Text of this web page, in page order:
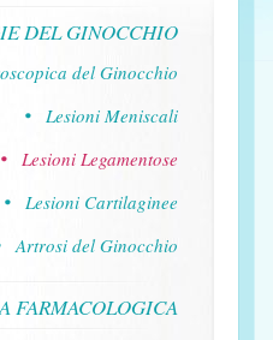
DEL GINOCCHIO
del Ginocchio
Lesioni Meniscali
Lesioni Legamentose
Lesioni Cartilaginee
Artrosi del Ginocchio
FARMACOLOGICA